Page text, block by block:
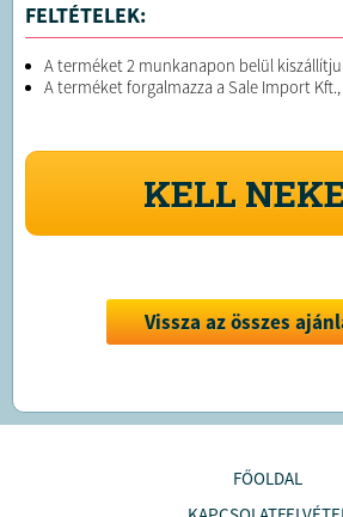
FELTÉTELEK:
A terméket 2 munkanapon belül
A terméket forgalmazza a Sale Import Kft.,
KELL
Vissza az összes
FŐOLDAL